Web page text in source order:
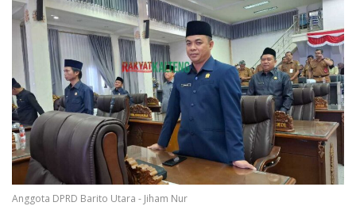
Anggota DPRD Barito Utara - Jiham Nur